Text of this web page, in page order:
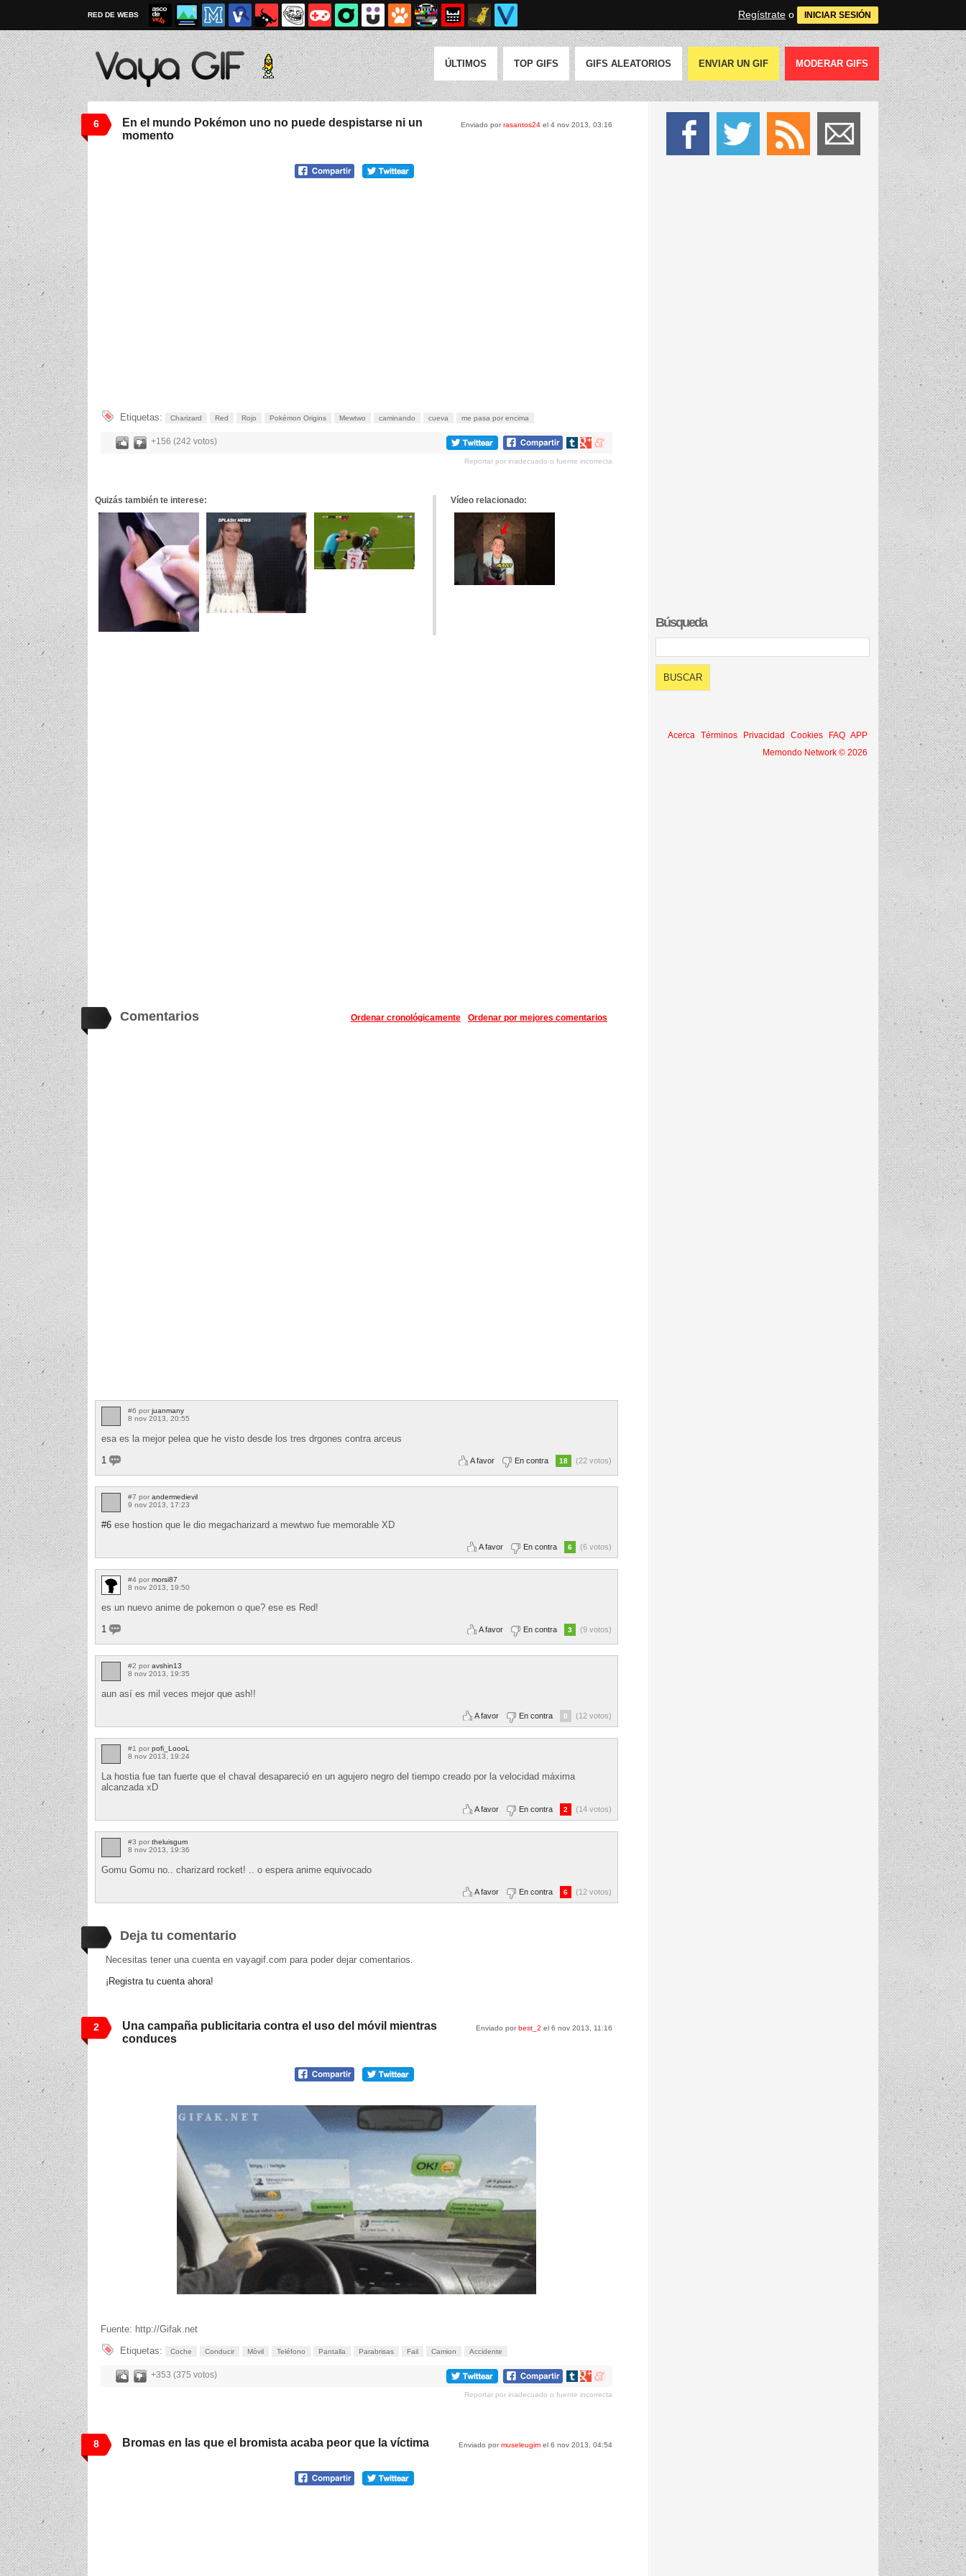
RED DE WEBS Regístrate o INICIAR SESIÓN
ÚLTIMOS TOP GIFS GIFS ALEATORIOS ENVIAR UN GIF MODERAR GIFS
6 Enviado porrasantos24 el 4 nov 2013, 03:16
En el mundo Pokémon uno no puede despistarse ni un
momento
Etiquetas: Charizard Red Rojo Pokémon Origins Mewtwo caminando cueva me pasa por encima
+156 (242 votos)
Compartir
tumblr
Compartir
Google+
Compartir
meneame
Reportar por inadecuado o fuente incorrecta
Quizás también te interese: Vídeo relacionado:
Comentarios Ordenar por mejores comentarios
Ordenar cronológicamente
#6 por juanmany
8 nov 2013, 20:55
esa es la mejor pelea que he visto desde los tres drgones contra arceus
1
A favor En contra 18 (22 votos)
#7 por andermedievil
9 nov 2013, 17:23
#6 ese hostion que le dio megacharizard a mewtwo fue memorable XD
A favor En contra 6 (6 votos)
#4 por morsi87
8 nov 2013, 19:50
es un nuevo anime de pokemon o que? ese es Red!
1
A favor En contra 3 (9 votos)
#2 por avshin13
8 nov 2013, 19:35
aun así es mil veces mejor que ash!!
A favor En contra 0 (12 votos)
#1 por pofi_LoooL
8 nov 2013, 19:24
La hostia fue tan fuerte que el chaval desapareció en un agujero negro del tiempo creado por la velocidad máxima
alcanzada xD
A favor En contra 2 (14 votos)
#3 por theluisgum
8 nov 2013, 19:36
Gomu Gomu no.. charizard rocket! .. o espera anime equivocado
A favor En contra 6 (12 votos)
Deja tu comentario
Necesitas tener una cuenta en vayagif.com para poder dejar comentarios.
¡Registra tu cuenta ahora!
2 Enviado porbest_2 el 6 nov 2013, 11:16
Una campaña publicitaria contra el uso del móvil mientras
conduces
Fuente: http://Gifak.net
Etiquetas:
Coche Conducir Móvil Teléfono Pantalla Parabrisas Fail Camion Accidente
+353 (375 votos)
Compartir
tumblr
Compartir
Google+
Compartir
meneame
Reportar por inadecuado o fuente incorrecta
8 Enviado pormuseleugim el 6 nov 2013, 04:54
Bromas en las que el bromista acaba peor que la víctima
Búsqueda
Acerca Términos Privacidad Cookies FAQ APP
Memondo Network © 2026